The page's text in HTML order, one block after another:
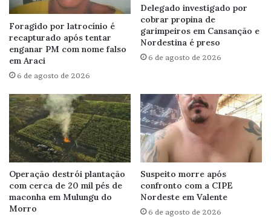
Foragido por latrocínio é
recapturado após tentar
enganar PM com nome falso
em Araci
6 de agosto de 2026
Delegado investigado por
cobrar propina de
garimpeiros em Cansanção e
Nordestina é preso
6 de agosto de 2026
Operação destrói plantação
com cerca de 20 mil pés de
maconha em Mulungu do
Morro
Suspeito morre após
confronto com a CIPE
Nordeste em Valente
6 de agosto de 2026